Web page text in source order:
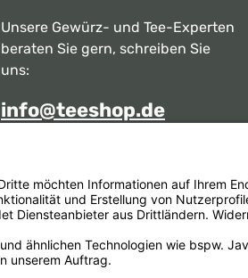
Unsere Gewürz- und Tee-Experten
beraten Sie gern, schreiben Sie
uns:
info@teeshop.de
Mo - Sa zwischen 10:00 - 17:00 Uhr
unter: